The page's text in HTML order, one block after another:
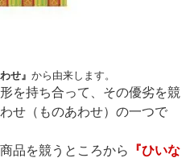
わせ』から由来します。
を持ち合って、その優劣を競
せ（ものあわせ）の一つで
品を競うところから
『ひいな